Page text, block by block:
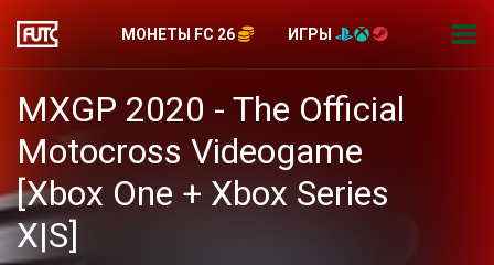
МОНЕТЫ FC 26 ИГРЫ
MXGP 2020 - The Official
Motocross Videogame
[Xbox One + Xbox Series
X|S]